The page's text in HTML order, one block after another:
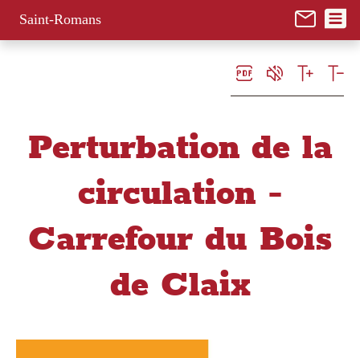
Saint-Romans
Perturbation de la
circulation -
Carrefour du Bois
de Claix